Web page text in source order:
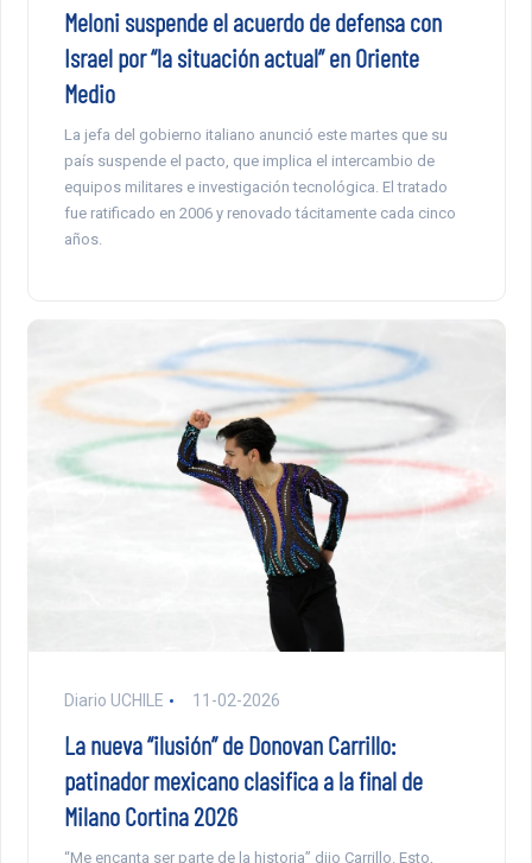
Meloni suspende el acuerdo de defensa con
Israel por “la situación actual” en Oriente
Medio
La jefa del gobierno italiano anunció este martes que su
país suspende el pacto, que implica el intercambio de
equipos militares e investigación tecnológica. El tratado
fue ratificado en 2006 y renovado tácitamente cada cinco
años.
Diario UCHILE 11-02-2026
La nueva “ilusión” de Donovan Carrillo:
patinador mexicano clasifica a la final de
Milano Cortina 2026
“Me encanta ser parte de la historia” dijo Carrillo. Esto,